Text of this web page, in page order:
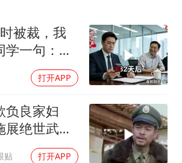
47岁妈妈突然产女 26岁女儿：很震惊
97岁英国奶奶飞上天再破吉尼斯纪录
“中国蔬菜之乡”最高温达41.8℃
如何把百年大党建设得更加坚强有力？
被裁，我
学一句：不
打开APP
负良家妇
展绝世武
要惨喽
贴 打开APP